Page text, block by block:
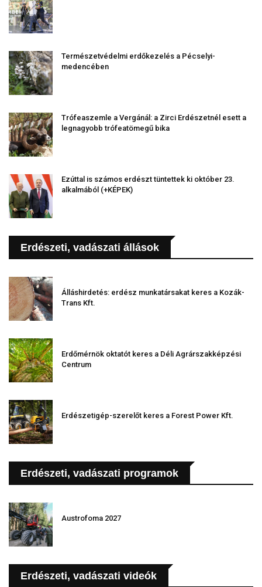
Természetvédelmi erdőkezelés a Pécselyi-
medencében
Trófeaszemle a Vergánál: a Zirci Erdészetnél esett a
legnagyobb trófeatömegű bika
Ezúttal is számos erdészt tüntettek ki október 23.
alkalmából (+KÉPEK)
Erdészeti, vadászati állások
Álláshirdetés: erdész munkatársakat keres a Kozák-
Trans Kft.
Erdőmérnök oktatót keres a Déli Agrárszakképzési
Centrum
Erdészetigép-szerelőt keres a Forest Power Kft.
Erdészeti, vadászati programok
Austrofoma 2027
Erdészeti, vadászati videók